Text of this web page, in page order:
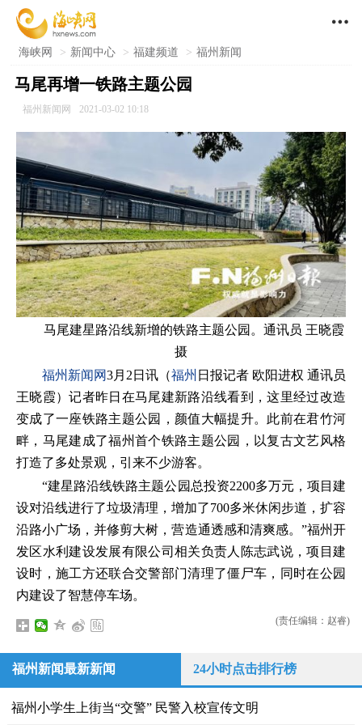

海峡网 > 新闻中心 > 福建频道 > 福州新闻
马尾再增一铁路主题公园
福州新闻网 2021-03-02 10:18
马尾建星路沿线新增的铁路主题公园。通讯员 王晓霞
摄
福州新闻网3月2日讯（福州 日报记者 欧阳进权 通讯员
王晓霞）记者昨日在马尾建新路沿线看到，这里经过改造
变成了一座铁路主题公园，颜值大幅提升。此前在君竹河
畔，马尾建成了福州首个铁路主题公园，以复古文艺风格
打造了多处景观，引来不少游客。
“建星路沿线铁路主题公园总投资2200多万元，项目建
设对沿线进行了垃圾清理，增加了700多米休闲步道，扩容
沿路小广场，并修剪大树，营造通透感和清爽感。”福州开
发区水利建设发展有限公司相关负责人陈志武说，项目建
设时，施工方还联合交警部门清理了僵尸车，同时在公园
内建设了智慧停车场。
(责任编辑：赵睿)
福州新闻最新新闻 24小时点击排行榜
福州小学生上街当“交警” 民警入校宣传文明